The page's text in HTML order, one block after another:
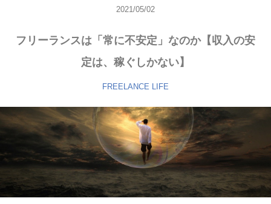
2021/05/02
フリーランスは「常に不安定」なのか【収入の安
定は、稼ぐしかない】
FREELANCE LIFE